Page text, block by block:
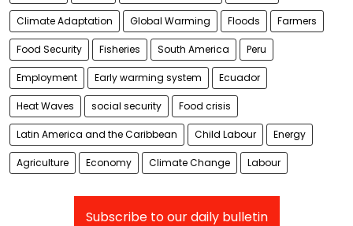
Climate Adaptation Global Warming Floods Farmers
Food Security Fisheries South America Peru
Employment Early warming system Ecuador
Heat Waves social security Food crisis
Latin America and the Caribbean Child Labour Energy
Agriculture Economy Climate Change Labour
Subscribe to our daily bulletin